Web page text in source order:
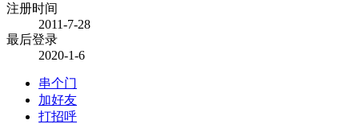
注册时间
2011-7-28
最后登录
2020-1-6
串个门
加好友
打招呼